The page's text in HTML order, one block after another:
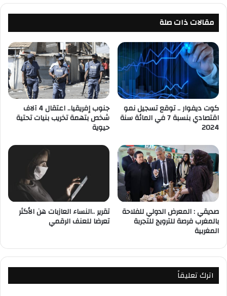
مقالات ذات صلة
كوت ديفوار .. توقع تسجيل نمو
اقتصادي بنسبة 7 في المائة سنة
2024
جنوب إفريقيا.. اعتقال 4 آلاف
شخص بتهمة تخريب بنيات تحتية
حيوية
صديقي : المعرض الدولي للفلاحة
بالمغرب فرصة للترويج للتجربة
المغربية
تقرير ..النساء العازبات هن الأكثر
تعرضا للعنف الرقمي
اترك تعليقاً